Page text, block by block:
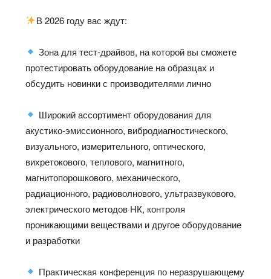
В 2026 году вас ждут:
Зона для тест-драйвов, на которой вы сможете
протестировать оборудование на образцах и
обсудить новинки с производителями лично
Широкий ассортимент оборудования для
акустико-эмиссионного, вибродиагностического,
визуального, измерительного, оптического,
вихретокового, теплового, магнитного,
магнитопорошкового, механического,
радиационного, радиоволнового, ультразвукового,
электрического методов НК, контроля
проникающими веществами и другое оборудование
и разработки
Практическая конференция по неразрушающему